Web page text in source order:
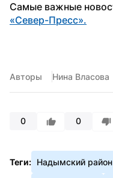
«Север-Пресс».
Авторы Нина Власова
0 0
Теги: Надымский район